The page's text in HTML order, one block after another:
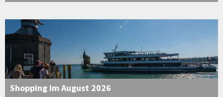
Shopping im August 2026